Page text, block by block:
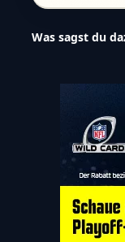
Was sagst du